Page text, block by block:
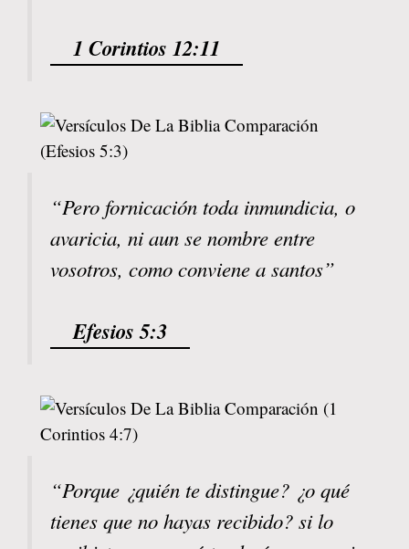
1 Corintios 12:11
“Pero fornicación toda inmundicia, o
avaricia, ni aun se nombre entre
vosotros, como conviene a santos”
Efesios 5:3
“Porque ¿quién te distingue? ¿o qué
tienes que no hayas recibido? si lo